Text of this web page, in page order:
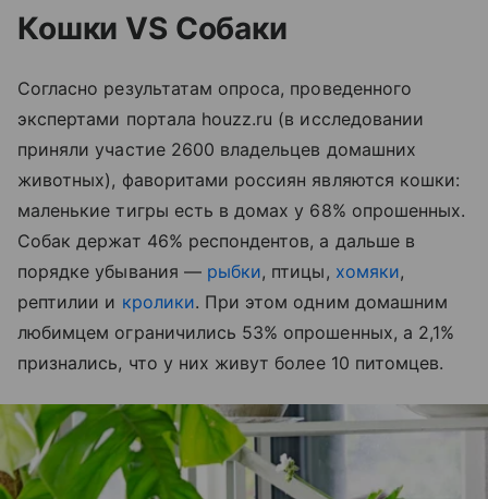
Кошки VS Собаки
Согласно результатам опроса, проведенного
экспертами портала houzz.ru (в исследовании
приняли участие 2600 владельцев домашних
животных), фаворитами россиян являются кошки:
маленькие тигры есть в домах у 68% опрошенных.
Собак держат 46% респондентов, а дальше в
порядке убывания — рыбки, птицы, хомяки,
рептилии и кролики. При этом одним домашним
любимцем ограничились 53% опрошенных, а 2,1%
признались, что у них живут более 10 питомцев.